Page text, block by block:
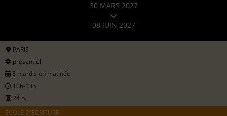
30 MARS 2027
08 JUIN 2027
PARIS
présentiel
8 mardis en matinée
10h-13h
24 h.
ÉCOLE D'ÉCRITURE